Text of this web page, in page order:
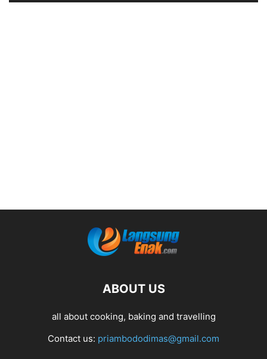
ABOUT US
all about cooking, baking and travelling
Contact us: priambododimas@gmail.com